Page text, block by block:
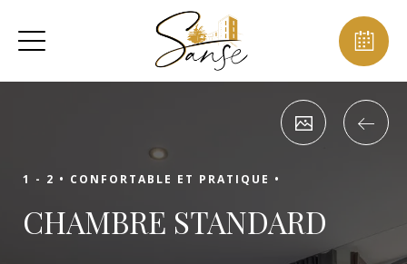
1 - 2 • CONFORTABLE ET PRATIQUE •
CHAMBRE STANDARD